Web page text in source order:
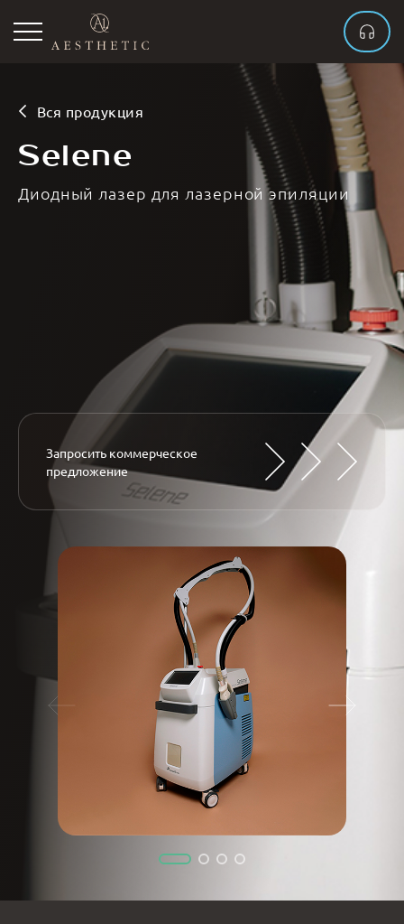
Вся продукция
Selene
Диодный лазер для лазерной эпиляции
Запросить коммерческое
предложение